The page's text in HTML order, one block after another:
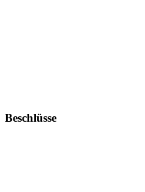
Beschlüsse